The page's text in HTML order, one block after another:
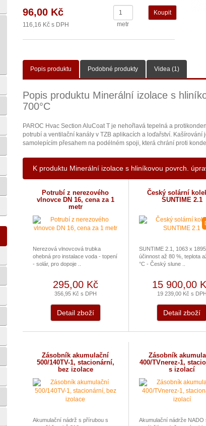
96,00 Kč
116,16 Kč s DPH metr
Popis produktu Podobné produkty Videa (1)
Popis produktu Minerální izolace s
700°C
PAROC Hvac Section AluCoat T je nehořlavá tepelná a
potrubí a ventilační kanály v TZB aplikacích a loďařství.
samolepícím přesahem na podélném spoji, která chrání proti
K produktu Minerální izolace s hliníkovou povrch.
Potrubí z nerezového
vlnovce DN 16, cena za 1
metr
Nerezová vlnovcová trubka
ohebná pro instalace voda - topení
- solár, pro dopoje ..
295,00 Kč
356,95 Kč s DPH
Detail zboží
Český solární
SUNTIME 2.1
SUNTIME 2.1, 1063 x 1895
účinnost až 80 %, teplota
°C - Český slune ..
15 900,00
19 239,00 Kč s DPH
Detail zboží
Zásobník akumulační
500/140TV-1, stacionární,
bez izolace
Akumulační nádrž s přírubou s
Zásobník
400/TVnerez-1,
s izolací
Akumulační nádrže NADO